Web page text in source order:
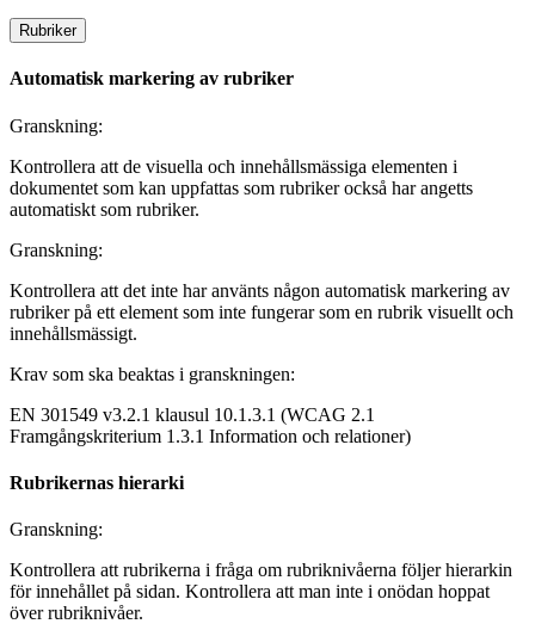
Rubriker
Automatisk markering av rubriker
Granskning:
Kontrollera att de visuella och innehållsmässiga elementen i
dokumentet som kan uppfattas som rubriker också har angetts
automatiskt som rubriker.
Granskning:
Kontrollera att det inte har använts någon automatisk markering av
rubriker på ett element som inte fungerar som en rubrik visuellt och
innehållsmässigt.
Krav som ska beaktas i granskningen:
EN 301549 v3.2.1 klausul 10.1.3.1 (WCAG 2.1
Framgångskriterium 1.3.1 Information och relationer)
Rubrikernas hierarki
Granskning:
Kontrollera att rubrikerna i fråga om rubriknivåerna följer hierarkin
för innehållet på sidan. Kontrollera att man inte i onödan hoppat
över rubriknivåer.